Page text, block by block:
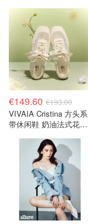
€149.60 €193.00
VIVAIA Cristina 方头系
带休闲鞋 奶油法式花卉